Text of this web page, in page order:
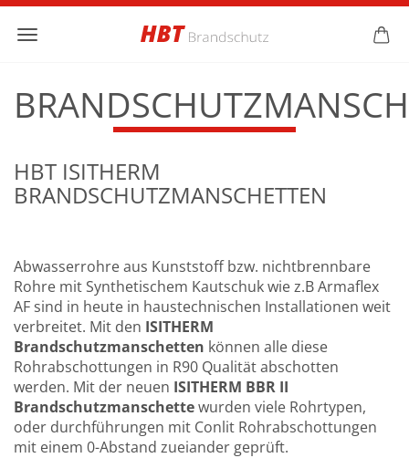
HBT ISITHERM
BRANDSCHUTZMANSCHETTEN
Abwasserrohre aus Kunststoff bzw. nichtbrennbare
Rohre mit Synthetischem Kautschuk wie z.B Armaflex
AF sind in heute in haustechnischen Installationen weit
verbreitet. Mit den ISITHERM
Brandschutzmanschetten können alle diese
Rohrabschottungen in R90 Qualität abschotten
werden. Mit der neuen ISITHERM BBR II
Brandschutzmanschettewurden viele Rohrtypen,
oder durchführungen mit Conlit Rohrabschottungen
mit einem 0-Abstand zueiander geprüft.